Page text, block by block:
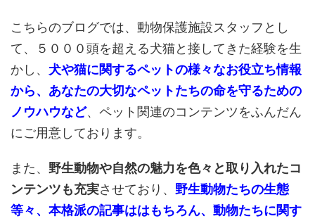
こちらのブログでは、動物保護施設スタッフとし
て、５０００頭を超える犬猫と接してきた経験を生
かし、 犬や猫に関するペットの様々なお役立ち情報
から、あなたの大切なペットたちの命を守るための
ノウハウなど、ペット関連のコンテンツをふんだん
にご用意しております。
また、 野生動物や自然の魅力を色々と取り入れたコ
ンテンツも充実させており、 野生動物たちの生態
等々、本格派の記事ははもちろん、動物たちに関す